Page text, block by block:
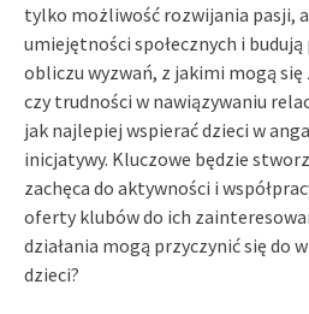
tylko możliwość rozwijania pasji,
umiejętności społecznych i budują
obliczu wyzwań, z jakimi mogą
czy trudności w nawiązywaniu
jak najlepiej wspierać dzieci w
inicjatywy. Kluczowe będzie
zachęca do aktywności i
oferty klubów do ich
działania mogą przyczynić się do
dzieci?